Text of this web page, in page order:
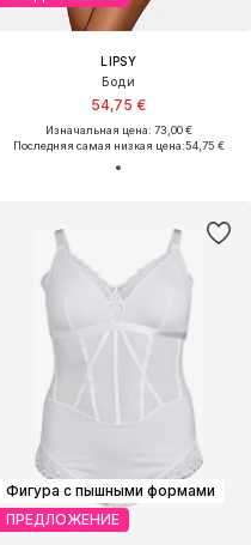
LIPSY
Боди
54,75 €
Изначальная цена: 73,00 €
Последняя самая низкая цена:54,75 €
Фигура с пышными формами
ПРЕДЛОЖЕНИЕ